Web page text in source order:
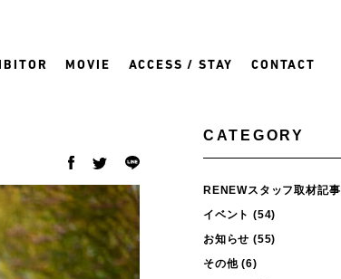
MOVIE ACCESS / STAY CONTACT
CATEGORY
RENEWスタッフ取材記事
イベント (54)
お知らせ (55)
その他(6)